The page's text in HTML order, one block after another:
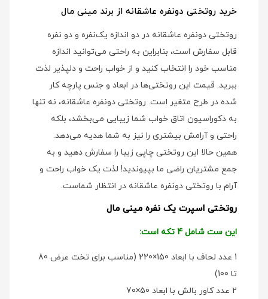
خرید روتختی دونفره عاشقانه از برند مینی مال
روتختی دونفره عاشقانه در دو اندازه یک‌نفره و دو نفره
قابل سفارش است، بنابراین به راحتی می‌توانید اندازه
مناسب خود را انتخاب کنید و از خواب راحت و دلپذیر لذت
ببرید. قیمت این روتختی‌ها در ابعاد و جنس پارچه کار
شده در طرح متغیر است. روتختی دونفره عاشقانه، نه تنها
به دکوراسیون اتاق خواب شما زیبایی می‌بخشد، بلکه
راحتی و آرامش بیشتری را نیز به شما هدیه می‌دهد.
همین حالا این روتختی چاپی زیبا را سفارش دهید و به
جمع مشتریان راضی ما بپیوندید! لذت یک خواب راحت و
آرام با روتختی دونفره عاشقانه در انتظار شماست.
روتختی اسپرت یک نفره مینی مال
این ست شامل 4 تکه است:
1 عدد لحاف با ابعاد 150×220 (مناسب برای تخت عرض 80
تا 100)
2 عدد کاور بالش با ابعاد 50×70